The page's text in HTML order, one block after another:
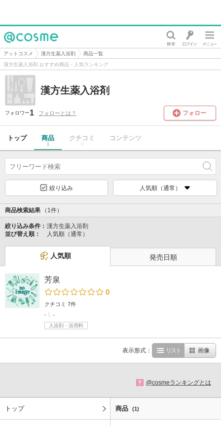
@cosme
アットコスメ 漢方生薬入浴剤
商品一覧
漢方生薬入浴剤 おすすめ商品・人気ランキング
漢方生薬入浴剤
フォロワー1 フォローとは？ フォロー
トップ 商品
1
クチコミ
0
コンテンツ
絞り込み 人気順（通常）
商品検索結果 （1件）
絞り込み条件： 漢方生薬入浴剤
並び替え順：
人気順（通常）
人気順 発売日順
芳泉
0
クチコミ 7件
-
-
入浴剤・浴用料
表示形式： リスト 画像
? @cosmeランキングとは
トップ 商品 (1)